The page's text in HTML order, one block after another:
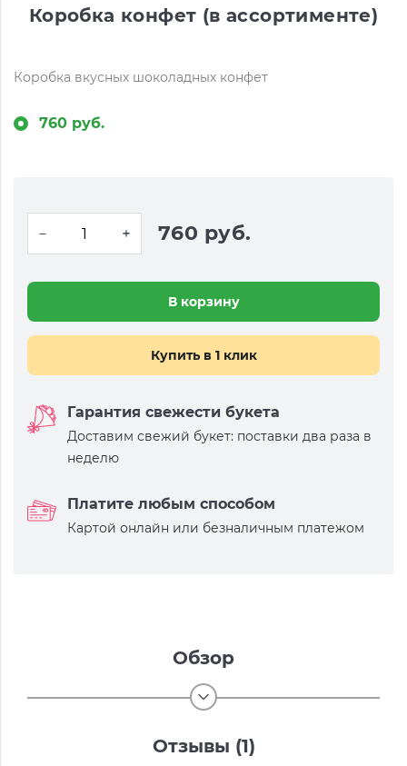
Коробка конфет (в ассортименте)
Коробка вкусных шоколадных конфет
760 руб.
760 руб.
В корзину
Купить в 1 клик
Гарантия свежести букета
Доставим свежий букет: поставки два раза в
неделю
Платите любым способом
Картой онлайн или безналичным платежом
Обзор
Отзывы (1)